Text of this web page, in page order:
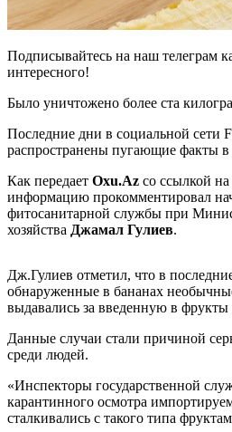
Подписывайтесь на наш телеграм
интересного!
Было уничтожено более ста
Последние дни в социальной сети
распространены пугающие факты в
Как передает Oxu.Az со ссылкой
информацию прокомментировал
фитосанитарной службы при
хозяйства Джамал Гулиев.
Дж.Гулиев отметил, что в
обнаруженные в бананах
выдавались за введенную в фрукты
Данные случаи стали причиной
среди людей.
«Инспекторы государственной
карантинного осмотра
сталкивались с такого типа